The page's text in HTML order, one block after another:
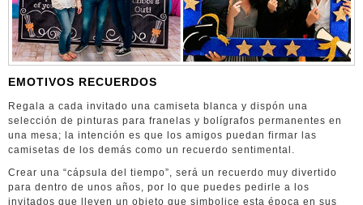
EMOTIVOS RECUERDOS
Regala a cada invitado una camiseta blanca y dispón una
selección de pinturas para franelas y bolígrafos permanentes en
una mesa; la intención es que los amigos puedan firmar las
camisetas de los demás como un recuerdo sentimental.
Crear una “cápsula del tiempo”, será un recuerdo muy divertido
para dentro de unos años, por lo que puedes pedirle a los
invitados que lleven un objeto que simbolice esta época en sus